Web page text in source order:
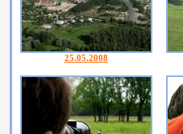
25.05.2008